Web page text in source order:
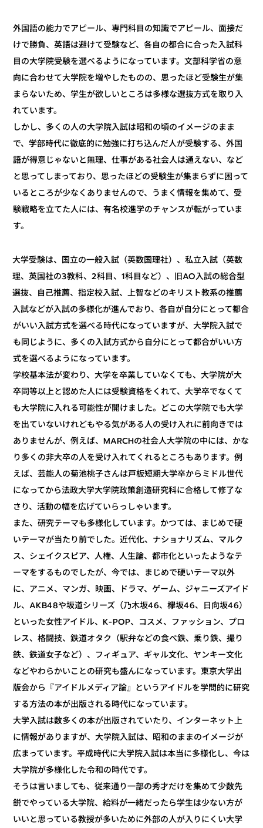
外国語の能力でアピール、専門科目の知識でアピール、面接だ
けで勝負、英語は避けて受験など、各自の都合に合った入試科
目の大学院受験を選べるようになっています。文部科学省の意
向に合わせて大学院を増やしたものの、思ったほど受験生が集
まらないため、学生が欲しいところは多様な選抜方式を取り入
れています。
しかし、多くの人の大学院入試は昭和の頃のイメージのまま
で、学部時代に徹底的に勉強に打ち込んだ人が受験する、外国
語が得意じゃないと無理、仕事がある社会人は通えない、など
と思ってしまっており、思ったほどの受験生が集まらずに困って
いるところが少なくありませんので、うまく情報を集めて、受
験戦略を立てた人には、有名校進学のチャンスが転がっていま
す。
大学受験は、国立の一般入試（英数国理社）、私立入試（英数
理、英国社の3教科、2科目、1科目など）、旧AO入試の総合型
選抜、自己推薦、指定校入試、上智などのキリスト教系の推薦
入試などが入試の多様化が進んでおり、各自が自分にとって都合
がいい入試方式を選べる時代になっていますが、大学院入試で
も同じように、多くの入試方式から自分にとって都合がいい方
式を選べるようになっています。
学校基本法が変わり、大学を卒業していなくても、大学院が大
卒同等以上と認めた人には受験資格をくれて、大学卒でなくて
も大学院に入れる可能性が開けました。どこの大学院でも大学
を出ていないけれどもやる気がある人の受け入れに前向きでは
ありませんが、例えば、MARCHの社会人大学院の中には、かな
り多くの非大卒の人を受け入れてくれるところもあります。例
えば、芸能人の菊池桃子さんは戸板短期大学卒からミドル世代
になってから法政大学大学院政策創造研究科に合格して修了な
さり、活動の幅を広げていらっしゃいます。
また、研究テーマも多様化しています。かつては、まじめで硬
いテーマが当たり前でした。近代化、ナショナリズム、マルク
ス、シェイクスピア、人権、人生論、都市化といったようなテ
ーマをするものでしたが、今では、まじめで硬いテーマ以外
に、アニメ、マンガ、映画、ドラマ、ゲーム、ジャニーズアイド
ル、AKB48や坂道シリーズ（乃木坂46、欅坂46、日向坂46）
といった女性アイドル、K-POP、コスメ、ファッション、プロ
レス、格闘技、鉄道オタク（駅弁などの食べ鉄、乗り鉄、撮り
鉄、鉄道女子など）、フィギュア、ギャル文化、ヤンキー文化
などやわらかいことの研究も盛んになっています。東京大学出
版会から『アイドルメディア論』というアイドルを学問的に研究
する方法の本が出版される時代になっています。
大学入試は数多くの本が出版されていたり、インターネット上
に情報がありますが、大学院入試は、昭和のままのイメージが
広まっています。平成時代に大学院入試は本当に多様化し、今は
大学院が多様化した令和の時代です。
そうは言いましても、従来通り一部の秀才だけを集めて少数先
鋭でやっている大学院、給料が一緒だったら学生は少ない方が
いいと思っている教授が多いために外部の人が入りにくい大学